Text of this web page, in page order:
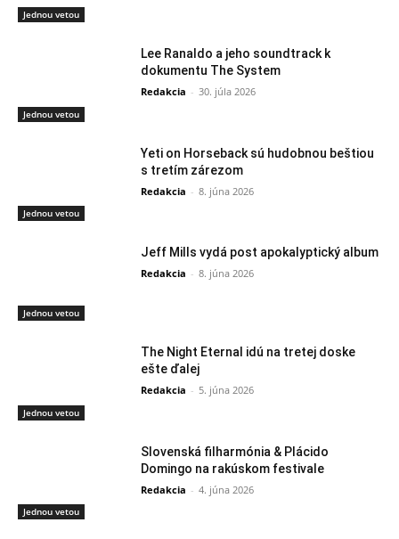
Jednou vetou
Jednou vetou
Lee Ranaldo a jeho soundtrack k
dokumentu The System
Redakcia - 30. júla 2026
Jednou vetou
Yeti on Horseback sú hudobnou beštiou
s tretím zárezom
Redakcia - 8. júna 2026
Jednou vetou
Jeff Mills vydá post apokalyptický album
Redakcia - 8. júna 2026
Jednou vetou
The Night Eternal idú na tretej doske
ešte ďalej
Redakcia - 5. júna 2026
Jednou vetou
Slovenská filharmónia & Plácido
Domingo na rakúskom festivale
Redakcia - 4. júna 2026